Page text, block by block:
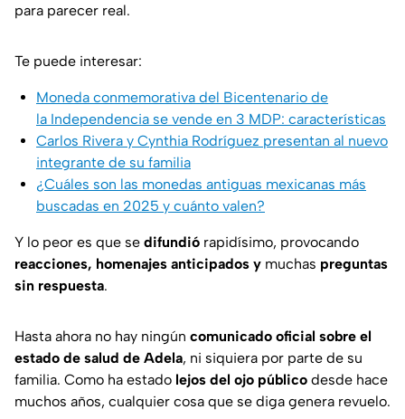
para parecer real.
Te puede interesar:
Moneda conmemorativa del Bicentenario de
la Independencia se vende en 3 MDP: características
Carlos Rivera y Cynthia Rodríguez presentan al nuevo
integrante de su familia
¿Cuáles son las monedas antiguas mexicanas más
buscadas en 2025 y cuánto valen?
Y lo peor es que se difundió rapidísimo, provocando
reacciones, homenajes anticipados y muchas preguntas
sin respuesta.
Hasta ahora no hay ningún comunicado oficial sobre el
estado de salud de Adela, ni siquiera por parte de su
familia. Como ha estado lejos del ojo público desde hace
muchos años, cualquier cosa que se diga genera revuelo.